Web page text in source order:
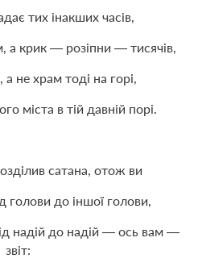
тих інакших часів,
а крик — розіпни — тисячів,
не храм тоді на горі,
міста в тій давній порі.
сатана, отож ви
голови до іншої голови,
надій до надій — ось вам —
звіт: